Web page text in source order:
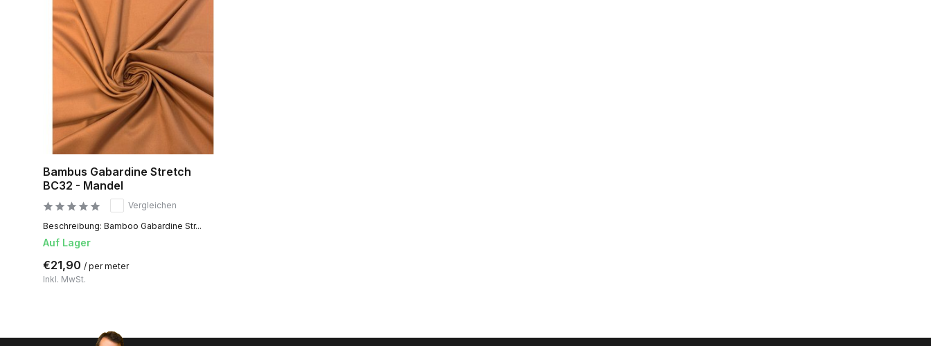
Bambus Gabardine Stretch
BC32 - Mandel
Vergleichen
Beschreibung: Bamboo Gabardine Str...
Auf Lager
€21,90 / per meter
Inkl. MwSt.